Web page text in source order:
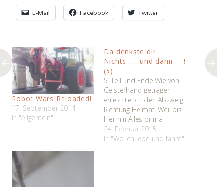
E-Mail Facebook Twitter
Robot Wars Reloaded!
17. September 2014
In "Allgemein"
Da denkste dir
Nichts…….und dann … !
(5)
5. Teil und Ende Wie von
Geisterhand getragen
erreichte ich den Abzweig
Richtung Heimat. Weil bis
hier hin Alles prima
geklappt hatte, bog ich in
den Pfad ein, der direkt
24. Februar 2015
In "Wo ich lebe und fahre"